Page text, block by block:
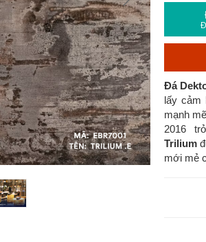
Đá
lấy cảm
mạnh
2016
Trilium
mới mẻ